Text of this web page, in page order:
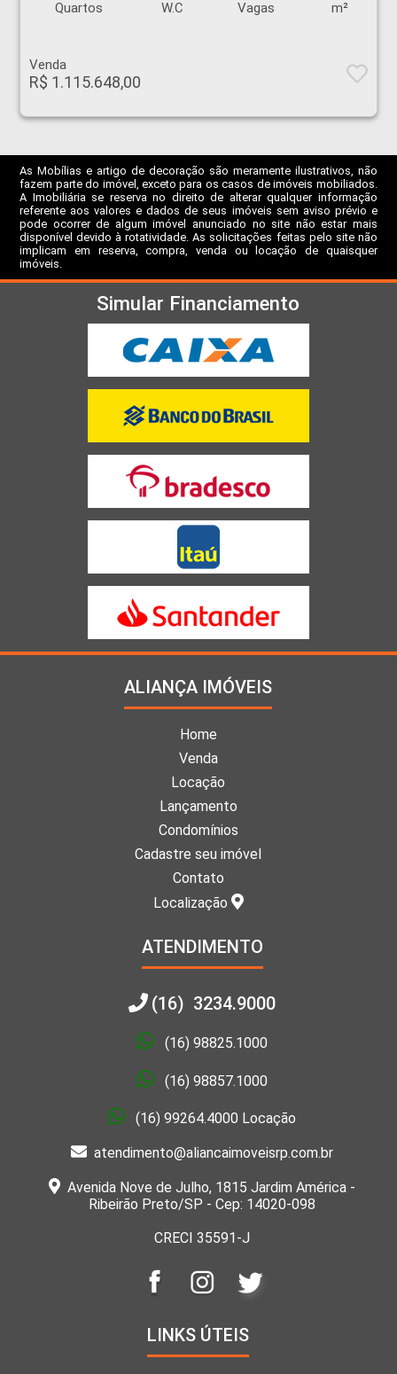
Quartos
W.C
Vagas
m²
Venda
R$ 1.115.648,00
As Mobílias e artigo de decoração são meramente ilustrativos, não
fazem parte do imóvel, exceto para os casos de imóveis mobiliados.
A Imobiliária se reserva no direito de alterar qualquer informação
referente aos valores e dados de seus imóveis sem aviso prévio e
pode ocorrer de algum imóvel anunciado no site não estar mais
disponível devido à rotatividade. As solicitações feitas pelo site não
implicam em reserva, compra, venda ou locação de quaisquer
imóveis.
Simular Financiamento
ALIANÇA IMÓVEIS
Home
Venda
Locação
Lançamento
Condomínios
Cadastre seu imóvel
Contato
Localização
ATENDIMENTO
(16) 3234.9000
(16) 98825.1000
(16) 98857.1000
(16) 99264.4000 Locação
atendimento@aliancaimoveisrp.com.br
Avenida Nove de Julho, 1815 Jardim América -
Ribeirão Preto/SP - Cep: 14020-098
CRECI 35591-J
LINKS ÚTEIS